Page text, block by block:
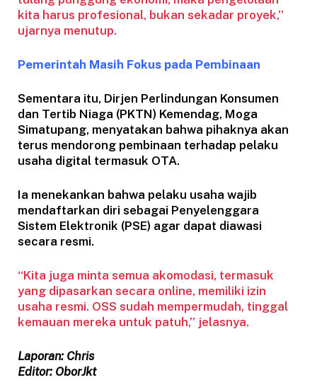
kita harus profesional, bukan sekadar proyek,”
ujarnya menutup.
Pemerintah Masih Fokus pada Pembinaan
Sementara itu, Dirjen Perlindungan Konsumen
dan Tertib Niaga (PKTN) Kemendag, Moga
Simatupang, menyatakan bahwa pihaknya akan
terus mendorong pembinaan terhadap pelaku
usaha digital termasuk OTA.
Ia menekankan bahwa pelaku usaha wajib
mendaftarkan diri sebagai Penyelenggara
Sistem Elektronik (PSE) agar dapat diawasi
secara resmi.
“Kita juga minta semua akomodasi, termasuk
yang dipasarkan secara online, memiliki izin
usaha resmi. OSS sudah mempermudah, tinggal
kemauan mereka untuk patuh,” jelasnya.
Laporan: Chris
Editor: OborJkt